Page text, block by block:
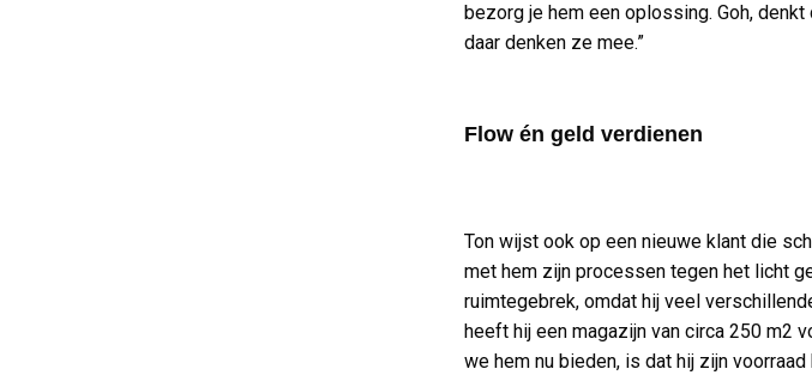
bezorg je hem een oplossing. Goh,
daar denken ze mee.”
Flow én geld verdienen
Ton wijst ook op een nieuwe klant die
met hem zijn processen tegen het licht
ruimtegebrek, omdat hij veel
heeft hij een magazijn van circa 250 m2
we hem nu bieden, is dat hij zijn